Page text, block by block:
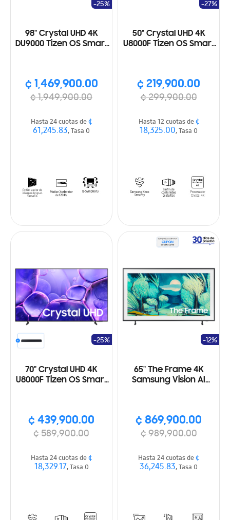
98" Crystal UHD 4K
DU9000 Tizen OS Smart
¢ 1,469,900.00
¢ 1,949,900.00
-25%
Hasta 24 cuotas de¢
61,245.83, Tasa 0
50" Crystal UHD 4K
U8000F Tizen OS Smart
¢ 219,900.00
¢ 299,900.00
-27%
Hasta 12 cuotas de¢
18,325.00, Tasa 0
70" Crystal UHD 4K
U8000F Tizen OS Smart
¢ 439,900.00
¢ 589,900.00
-25%
Hasta 24 cuotas de¢
18,329.17, Tasa 0
65" The Frame 4K
Samsung Vision AI
¢ 869,900.00
¢ 989,900.00
-12%
Hasta 24 cuotas de¢
36,245.83, Tasa 0